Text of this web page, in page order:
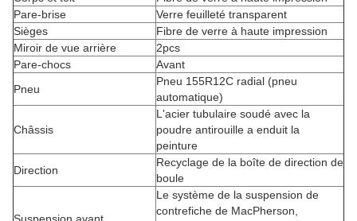
Pare-brise
Verre feuilleté transparent
Sièges
Fibre de verre à haute impression
Miroir de vue arrière
2pcs
Pare-chocs
Avant
Pneu
Pneu 155R12C radial (pneu
automatique)
Châssis
L'acier tubulaire soudé avec la
poudre antirouille a enduit la
peinture
Direction
Recyclage de la boîte de direction de
boule
Le système de la suspension de
contrefiche de MacPherson,